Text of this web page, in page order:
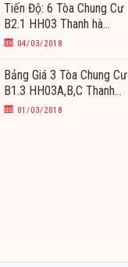
Tiến Độ: 6 Tòa Chung Cư
B2.1 HH03 Thanh hà
đang xây tầng 8 ngày
04/03/2018
Bảng Giá 3 Tòa Chung Cư
B1.3 HH03A,B,C Thanh
Hà Cienco 5 Ngày 05-
01/03/2018